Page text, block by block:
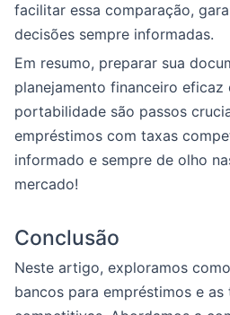
facilitar essa comparação,
decisões sempre informadas.
Em resumo, preparar sua
planejamento financeiro eficaz
portabilidade são passos
empréstimos com taxas
informado e sempre de olho
mercado!
Conclusão
Neste artigo, exploramos
bancos para empréstimos e